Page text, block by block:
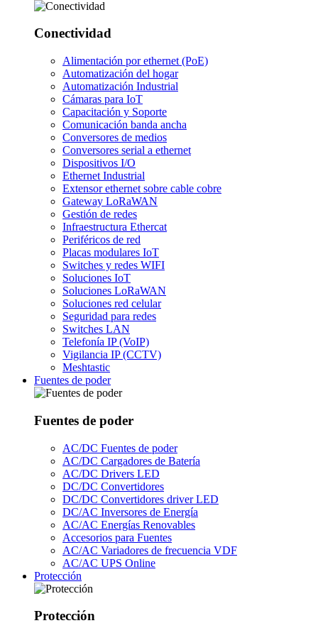
Conectividad
Alimentación por ethernet (PoE)
Automatización del hogar
Automatización Industrial
Cámaras para IoT
Capacitación y Soporte
Comunicación banda ancha
Conversores de medios
Conversores serial a ethernet
Dispositivos I/O
Ethernet Industrial
Extensor ethernet sobre cable cobre
Gateway LoRaWAN
Gestión de redes
Infraestructura Ethercat
Periféricos de red
Placas modulares IoT
Switches y redes WIFI
Soluciones IoT
Soluciones LoRaWAN
Soluciones red celular
Seguridad para redes
Switches LAN
Telefonía IP (VoIP)
Vigilancia IP (CCTV)
Meshtastic
Fuentes de poder
Fuentes de poder
AC/DC Fuentes de poder
AC/DC Cargadores de Batería
AC/DC Drivers LED
DC/DC Convertidores
DC/DC Convertidores driver LED
DC/AC Inversores de Energía
AC/AC Energías Renovables
Accesorios para Fuentes
AC/AC Variadores de frecuencia VDF
AC/AC UPS Online
Protección
Protección